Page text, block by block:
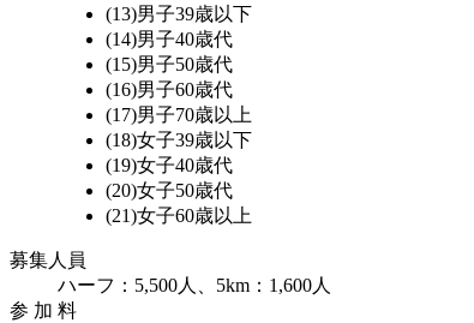
(13)男子39歳以下
(14)男子40歳代
(15)男子50歳代
(16)男子60歳代
(17)男子70歳以上
(18)女子39歳以下
(19)女子40歳代
(20)女子50歳代
(21)女子60歳以上
募集人員
ハーフ：5,500人、5km：1,600人
参 加 料